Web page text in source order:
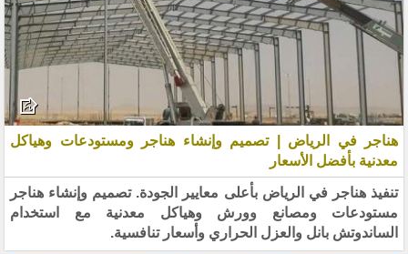
هناجر في الرياض | تصميم وإنشاء هناجر ومستودعات وهياكل
معدنية بأفضل الأسعار
تنفيذ هناجر في الرياض بأعلى معايير الجودة. تصميم وإنشاء هناجر
مستودعات ومصانع وورش وهياكل معدنية مع استخدام
الساندوتش بانل والعزل الحراري وأسعار تنافسية.